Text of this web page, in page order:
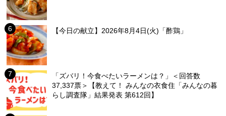
【今日の献立】2026年8月4日(火)「酢鶏」
「ズバリ！今食べたいラーメンは？」＜回答数
37,337票＞【教えて！ みんなの衣食住「みんなの暮
らし調査隊」結果発表 第612回】